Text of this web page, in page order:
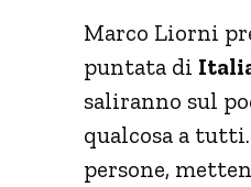
Marco Liorni
puntata di
saliranno sul
qualcosa a
persone,